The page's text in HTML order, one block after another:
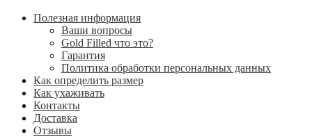
Полезная информация
Ваши вопросы
Gold Filled что это?
Гарантия
Политика обработки персональных данных
Как определить размер
Как ухаживать
Контакты
Доставка
Отзывы